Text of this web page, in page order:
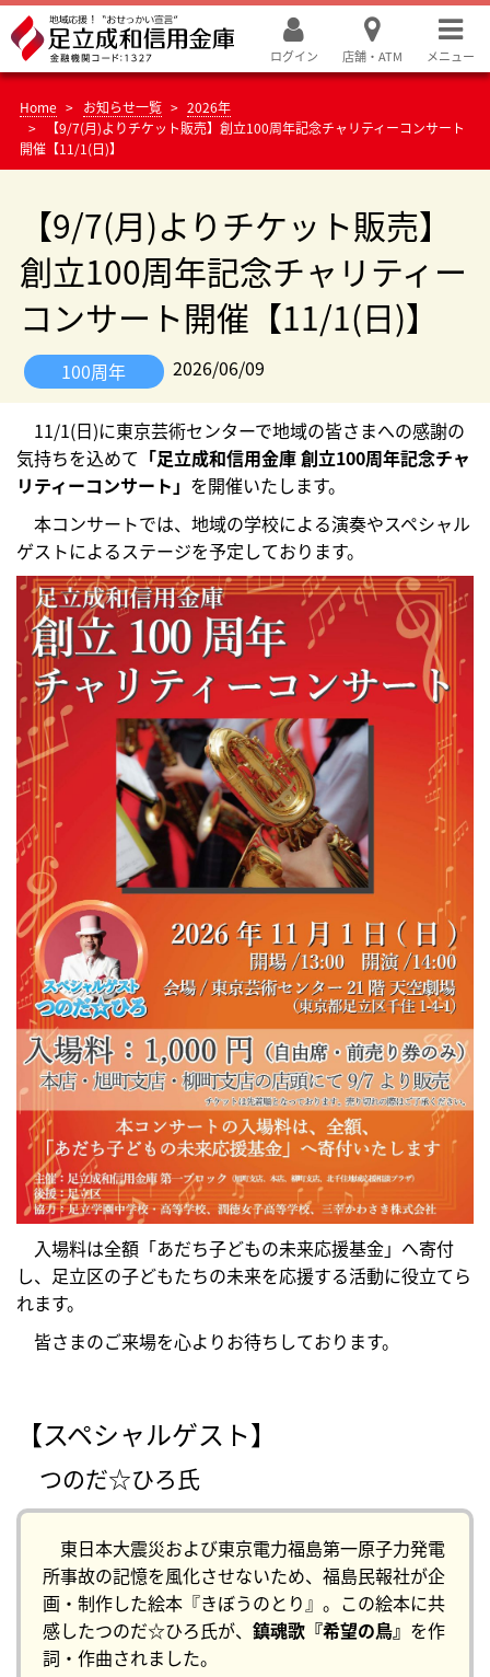
ログイン 店舗・ATM メニュー
Home お知らせ一覧
2026年
【9/7(月)よりチケット販売】創立100周年記念チャリティーコンサート
開催【11/1(日)】
【9/7(月)よりチケット販売】
創立100周年記念チャリティー
コンサート開催【11/1(日)】
100周年 2026/06/09
11/1(日)に東京芸術センターで地域の皆さまへの感謝の
気持ちを込めて 「足立成和信用金庫 創立100周年記念チャ
リティーコンサート」 を開催いたします。
本コンサートでは、地域の学校による演奏やスペシャル
ゲストによるステージを予定しております。
入場料は全額「あだち子どもの未来応援基金」へ寄付
し、足立区の子どもたちの未来を応援する活動に役立てら
れます。
皆さまのご来場を心よりお待ちしております。
【スペシャルゲスト】
つのだ☆ひろ氏
東日本大震災および東京電力福島第一原子力発電
所事故の記憶を風化させないため、福島民報社が企
画・制作した絵本『きぼうのとり』。この絵本に共
感したつのだ☆ひろ氏が、 鎮魂歌『希望の鳥』 を作
詞・作曲されました。